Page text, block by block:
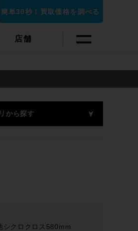
店舗
簡単30秒！買取価格を調べる
から探す
シクロクロス580mm